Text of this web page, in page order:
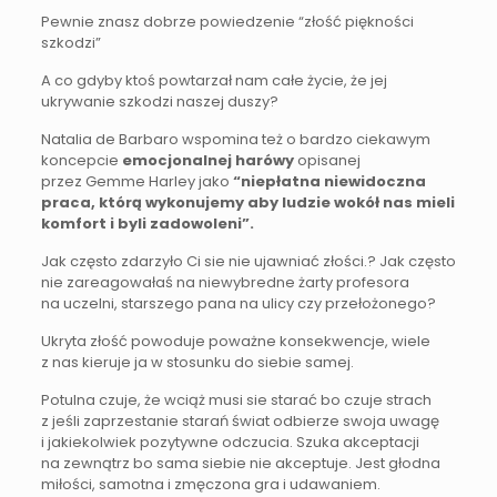
Pewnie znasz dobrze powiedzenie “złość piękności
szkodzi”
A co gdyby ktoś powtarzał nam całe życie, że jej
ukrywanie szkodzi naszej duszy?
Natalia de Barbaro wspomina też o bardzo ciekawym
koncepcie emocjonalnej harówyopisanej
przez Gemme Harley jako “niepłatna niewidoczna
praca, którą wykonujemy aby ludzie wokół nas mieli
komfort i byli zadowoleni”.
Jak często zdarzyło Ci sie nie ujawniać złości.? Jak często
nie zareagowałaś na niewybredne żarty profesora
na uczelni, starszego pana na ulicy czy przełożonego?
Ukryta złość powoduje poważne konsekwencje, wiele
z nas kieruje ja w stosunku do siebie samej.
Potulna czuje, że wciąż musi sie starać bo czuje strach
z jeśli zaprzestanie starań świat odbierze swoja uwagę
i jakiekolwiek pozytywne odczucia. Szuka akceptacji
na zewnątrz bo sama siebie nie akceptuje. Jest głodna
miłości, samotna i zmęczona gra i udawaniem.